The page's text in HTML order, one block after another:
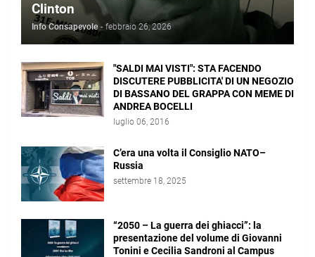
Clinton
Info Consapevole - febbraio 26, 2026
"SALDI MAI VISTI": STA FACENDO
DISCUTERE PUBBLICITA' DI UN NEGOZIO
DI BASSANO DEL GRAPPA CON MEME DI
ANDREA BOCELLI
luglio 06, 2016
C’era una volta il Consiglio NATO–
Russia
settembre 18, 2025
“2050 – La guerra dei ghiacci”: la
presentazione del volume di Giovanni
Tonini e Cecilia Sandroni al Campus